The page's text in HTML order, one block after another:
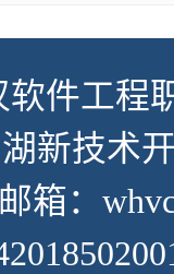
软件工程
湖新技
邮箱：